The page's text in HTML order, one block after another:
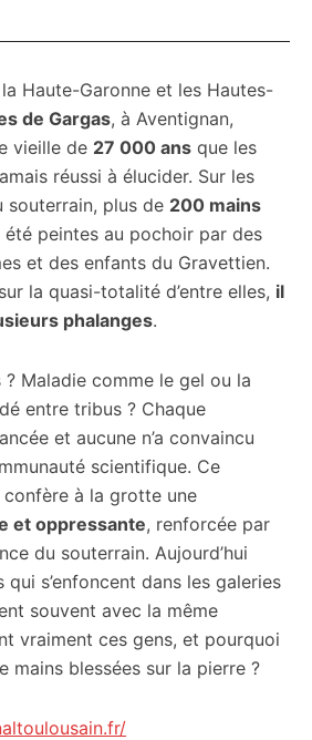
Haute-Garonne et les Hautes-
de Gargas, à Aventignan,
vieille de 27 000 ans que les
réussi à élucider. Sur les
souterrain, plus de 200 mains
été peintes au pochoir par des
et des enfants du Gravettien.
la quasi-totalité d’entre elles, il
phalanges.
Maladie comme le gel ou la
entre tribus ? Chaque
et aucune n’a convaincu
scientifique. Ce
à la grotte une
et oppressante, renforcée par
du souterrain. Aujourd’hui
s’enfoncent dans les galeries
souvent avec la même
vraiment ces gens, et pourquoi
mains blessées sur la pierre ?